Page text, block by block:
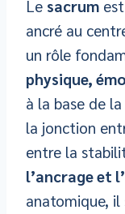
Le sacrum
ancré au
un rôle
physique,
à la base de
la jonction
entre la
l’ancrage et
anatomique,